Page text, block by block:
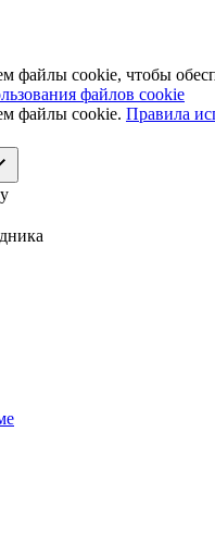
файлы cookie, чтобы
файлов cookie
файлы cookie. Правила